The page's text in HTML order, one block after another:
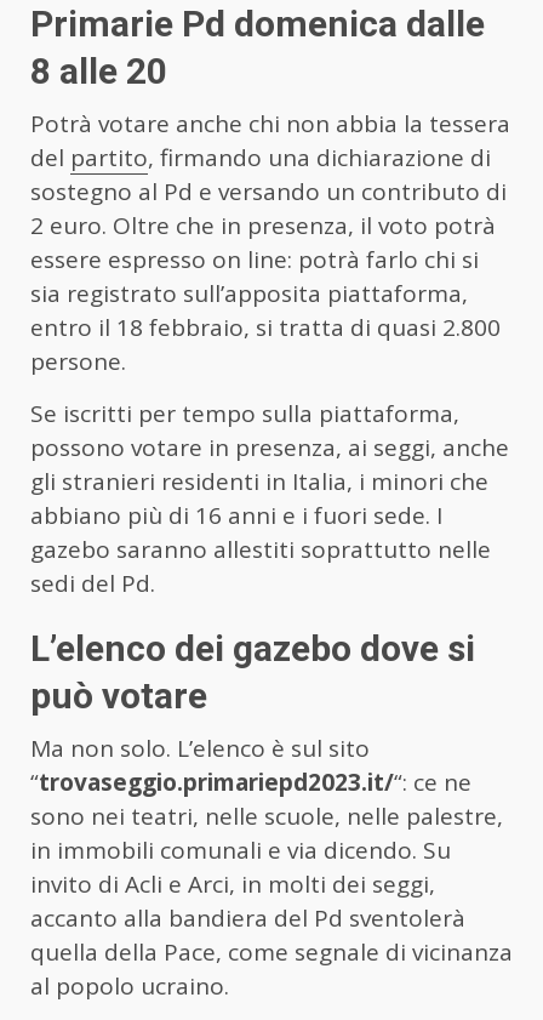
Primarie Pd domenica dalle
8 alle 20
Potrà votare anche chi non abbia la tessera
del partito, firmando una dichiarazione di
sostegno al Pd e versando un contributo di
2 euro. Oltre che in presenza, il voto potrà
essere espresso on line: potrà farlo chi si
sia registrato sull’apposita piattaforma,
entro il 18 febbraio, si tratta di quasi 2.800
persone.
Se iscritti per tempo sulla piattaforma,
possono votare in presenza, ai seggi, anche
gli stranieri residenti in Italia, i minori che
abbiano più di 16 anni e i fuori sede. I
gazebo saranno allestiti soprattutto nelle
sedi del Pd.
L’elenco dei gazebo dove si
può votare
Ma non solo. L’elenco è sul sito
“trovaseggio.primariepd2023.it/“: ce ne
sono nei teatri, nelle scuole, nelle palestre,
in immobili comunali e via dicendo. Su
invito di Acli e Arci, in molti dei seggi,
accanto alla bandiera del Pd sventolerà
quella della Pace, come segnale di vicinanza
al popolo ucraino.